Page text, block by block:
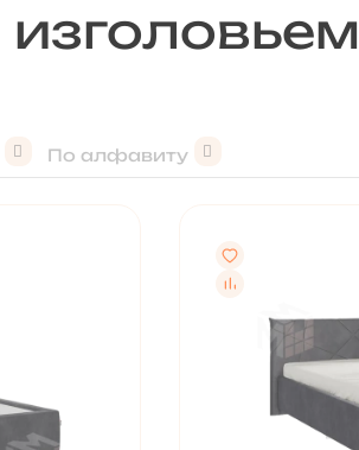
По алфавиту